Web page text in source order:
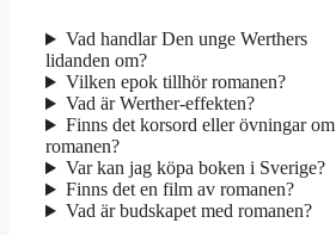
Vad handlar Den unge Werthers
lidanden om?
Vilken epok tillhör romanen?
Vad är Werther-effekten?
Finns det korsord eller övningar om
romanen?
Var kan jag köpa boken i Sverige?
Finns det en film av romanen?
Vad är budskapet med romanen?